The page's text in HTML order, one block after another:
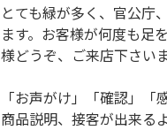
とても緑が多く、官公庁
ます。お客様が何度も足
様どうぞ、ご来店下さいま
「お声がけ」「確認」
商品説明、接客が出来る